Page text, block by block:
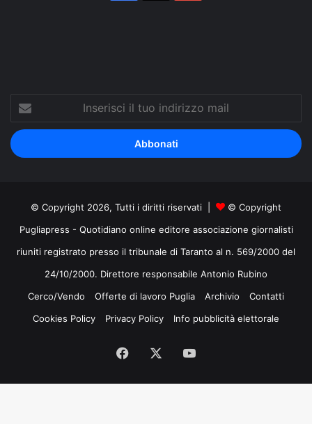
Inserisci
tuo
indirizzo
mail
© Copyright 2026, Tutti i diritti riservati |
© Copyright
Pugliapress - Quotidiano online editore associazione giornalisti
riuniti registrato presso il tribunale di Taranto al n. 569/2000 del
24/10/2000. Direttore responsabile Antonio Rubino
Cerco/Vendo
Offerte di lavoro Puglia Archivio
Contatti
Cookies Policy
Privacy Policy Info pubblicità elettorale
Facebook
Tube